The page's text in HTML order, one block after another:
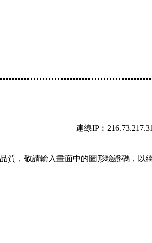
連線
質，敬請輸入畫面中的圖形驗證碼，以